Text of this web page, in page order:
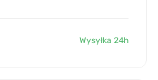
Wysyłka 24h